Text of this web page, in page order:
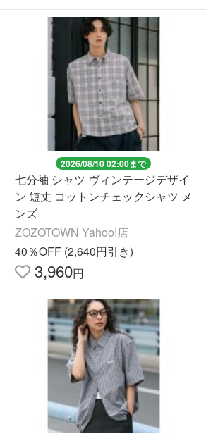
2026/08/10 02:00まで
七分袖 シャツ ヴィンテージデザイ
ン 短丈 コットンチェックシャツ メ
ンズ
ZOZOTOWN Yahoo!店
40％OFF (2,640円引き)
3,960円